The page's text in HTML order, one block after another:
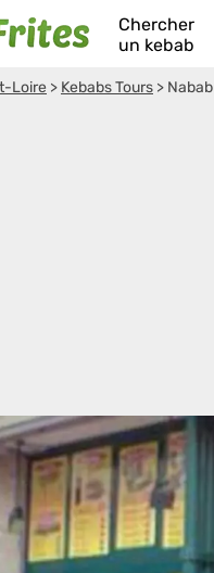
Chercher
un kebab
Loire > Kebabs Tours > Nabab